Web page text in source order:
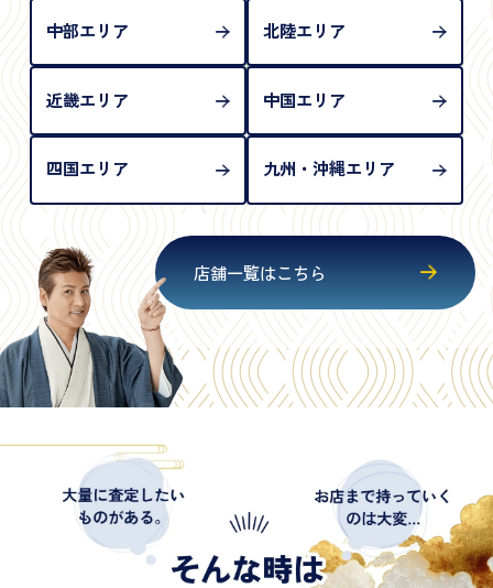
中部エリア 北陸エリア
近畿エリア 中国エリア
四国エリア 九州・沖縄エリア
店舗一覧はこちら